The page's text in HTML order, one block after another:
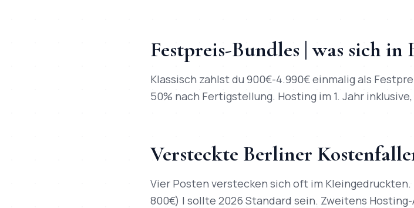
Festpreis-Bundles | was sich
Klassisch zahlst du 900€-4.990€ einmalig als
50% nach Fertigstellung. Hosting im 1. Jahr
Versteckte Berliner
Vier Posten verstecken sich oft im Kleingedruckten.
800€) | sollte 2026 Standard sein. Zweitens